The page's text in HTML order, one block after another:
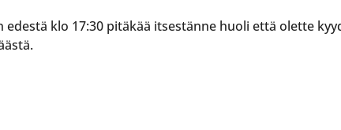
klo 17:30 pitäkää itsestänne huoli että olette